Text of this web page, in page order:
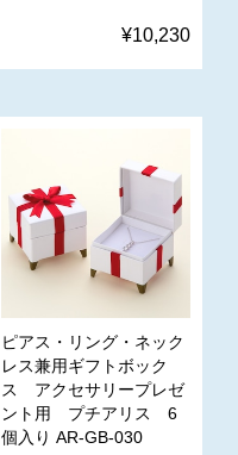
¥10,230
ピアス・リング・ネック
レス兼用ギフトボック
ス アクセサリープレゼ
ント用 プチアリス 6
個入り AR-GB-030